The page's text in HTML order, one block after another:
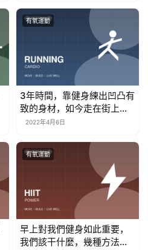
有氧運動
3年時間，靠健身練出凹凸有
致的身材，如今走在街上回
頭率十足
2022年4月6日
有氧運動
早上對我們健身如此重要，
我們該干什麼，幾種方法助